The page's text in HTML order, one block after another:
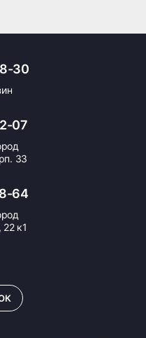
наличными при
счёта для Юр.Лица
30
07
33
64
к1